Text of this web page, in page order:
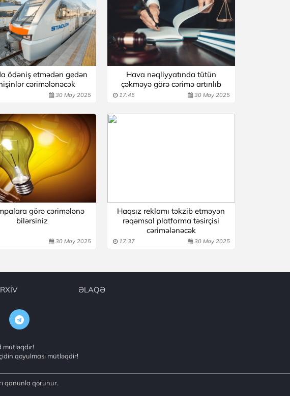
ödəniş etmədən gedən
cərimələnəcək
30 May 2025
Hava nəqliyyatında tütün
çəkməyə görə cərimə artırılıb
17:45 30 May 2025
görə cərimələnə
bilərsiniz
30 May 2025
Haqsız reklamı təkzib etməyən
rəqəmsal platforma təsirçisi
cərimələnəcək
17:37 30 May 2025
ƏLAQƏ
mütləqdir!
qoyulması mütləqdir!
qanunla qorunur.